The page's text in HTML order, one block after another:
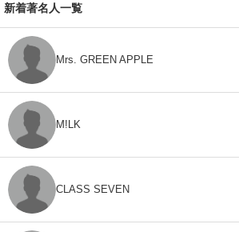
新着著名人一覧
Mrs. GREEN APPLE
M!LK
CLASS SEVEN